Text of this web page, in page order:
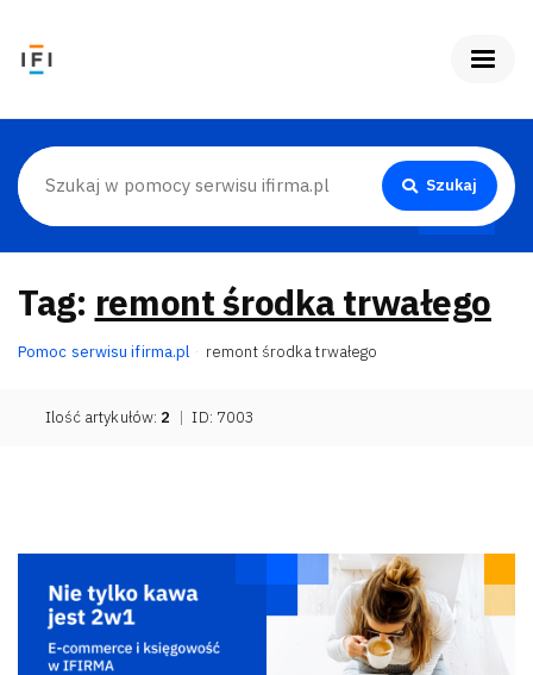
Szukaj
Tag: remont środka trwałego
Pomoc serwisu ifirma.pl remont środka trwałego
Ilość artykułów: 2 | ID: 7003